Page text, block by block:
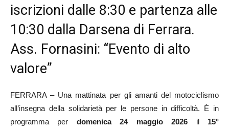
iscrizioni dalle 8:30 e partenza alle
10:30 dalla Darsena di Ferrara.
Ass. Fornasini: “Evento di alto
valore”
FERRARA – Una mattinata per gli amanti del motociclismo
all’insegna della solidarietà per le persone in difficoltà. È in
programma per domenica 24 maggio 2026 il 15°